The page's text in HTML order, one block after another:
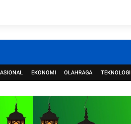
EKONOMI OLAHRAGA TEKNOLOGI